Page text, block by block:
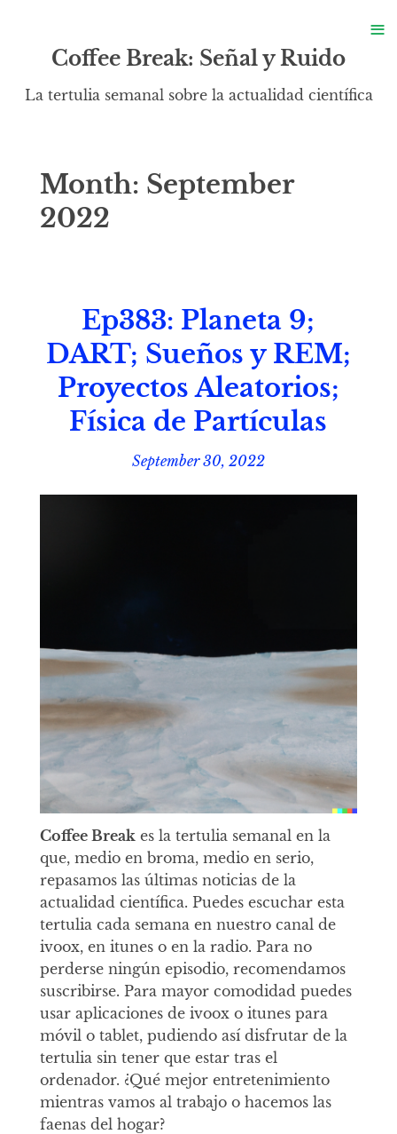
Coffee Break: Señal y Ruido
La tertulia semanal sobre la actualidad científica
Month: September
2022
Ep383: Planeta 9;
DART; Sueños y REM;
Proyectos Aleatorios;
Física de Partículas
September 30, 2022
Coffee Break es la tertulia semanal en la
que, medio en broma, medio en serio,
repasamos las últimas noticias de la
actualidad científica. Puedes escuchar esta
tertulia cada semana en nuestro canal de
ivoox, en itunes o en la radio. Para no
perderse ningún episodio, recomendamos
suscribirse. Para mayor comodidad puedes
usar aplicaciones de ivoox o itunes para
móvil o tablet, pudiendo así disfrutar de la
tertulia sin tener que estar tras el
ordenador. ¿Qué mejor entretenimiento
mientras vamos al trabajo o hacemos las
faenas del hogar?
≡